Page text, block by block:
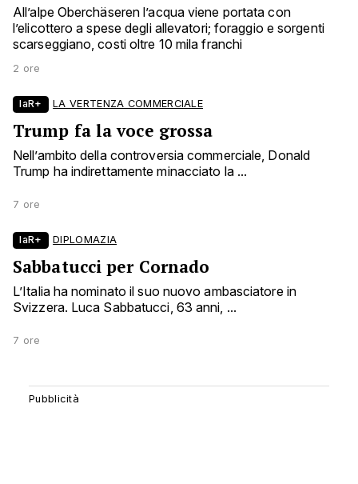
All’alpe Oberchäseren l’acqua viene portata con
l’elicottero a spese degli allevatori; foraggio e sorgenti
scarseggiano, costi oltre 10 mila franchi
2 ore
laR+ LA VERTENZA COMMERCIALE
Trump fa la voce grossa
Nell’ambito della controversia commerciale, Donald
Trump ha indirettamente minacciato la ...
7 ore
laR+ DIPLOMAZIA
Sabbatucci per Cornado
L’Italia ha nominato il suo nuovo ambasciatore in
Svizzera. Luca Sabbatucci, 63 anni, ...
7 ore